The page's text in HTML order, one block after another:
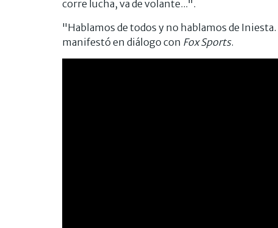
corre lucha, va de volante...".
"Hablamos de todos y no hablamos de Iniesta.
manifestó en diálogo con Fox Sports.